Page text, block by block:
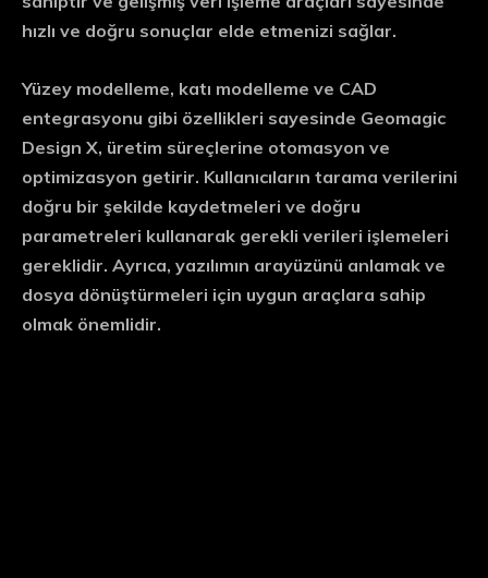
hızlı ve doğru sonuçlar elde etmenizi sağlar.
Yüzey modelleme, katı modelleme ve CAD
entegrasyonu gibi özellikleri sayesinde Geomagic
Design X, üretim süreçlerine otomasyon ve
optimizasyon getirir. Kullanıcıların tarama verilerini
doğru bir şekilde kaydetmeleri ve doğru
parametreleri kullanarak gerekli verileri işlemeleri
gereklidir. Ayrıca, yazılımın arayüzünü anlamak ve
dosya dönüştürmeleri için uygun araçlara sahip
olmak önemlidir.